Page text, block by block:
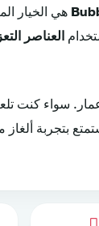
هي الخيار
العناصر
سواء كنت
بتجربة